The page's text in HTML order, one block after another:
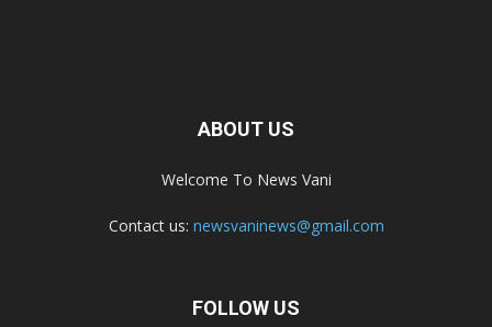
ABOUT US
Welcome To News Vani
Contact us: newsvaninews@gmail.com
FOLLOW US